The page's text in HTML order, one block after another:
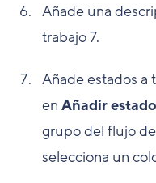
Añade una
trabajo7.
Añade estados a
en Añadir estado
grupo del flujo
selecciona un